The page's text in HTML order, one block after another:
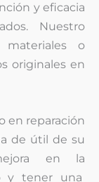
y eficacia
Nuestro
o
originales en
en reparación
de útil de su
en la
y tener una